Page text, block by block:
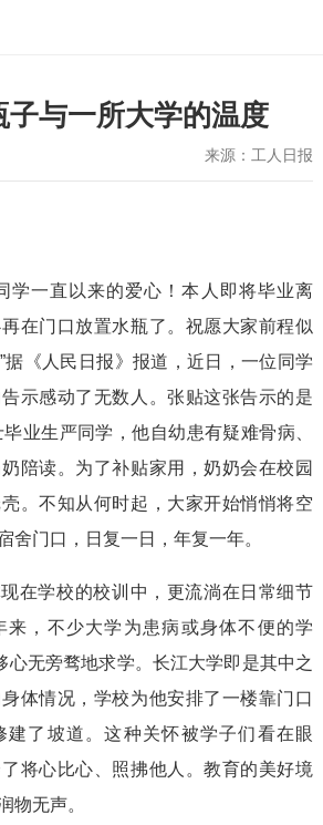
子与一所大学的温度
来源： 工人日报
学一直以来的爱心！本人即将毕业离
在门口放置水瓶了。祝愿大家前程似
据《人民日报》报道，近日，一位同学
示感动了无数人。张贴这张告示的是
业生严同学，他自幼患有疑难骨病、
陪读。为了补贴家用，奶奶会在校园
。不知从何时起，大家开始悄悄将空
舍门口，日复一日，年复一年。
在学校的校训中，更流淌在日常细节
来，不少大学为患病或身体不便的学
心无旁骛地求学。长江大学即是其中之
体情况，学校为他安排了一楼靠门口
建了坡道。这种关怀被学子们看在眼
将心比心、照拂他人。教育的美好境
物无声。